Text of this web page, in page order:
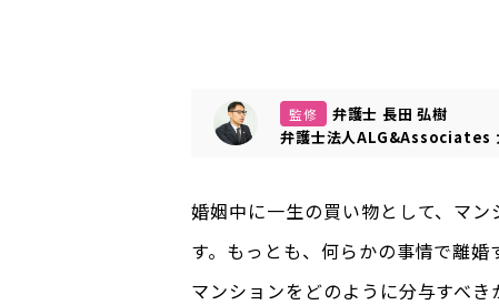
監修
弁護士 長田 弘樹
弁護士法人ALG&Associates
婚姻中に一生の買い物として、マ
す。もっとも、何らかの事情で離
マンションをどのように分与すべ